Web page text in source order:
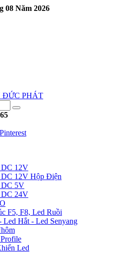
08 Năm 2026
DC 12V
12V Hộp Điện
DC 5V
DC 24V
F5, F8, Led Ruồi
Led Hắt - Led Senyang
Led